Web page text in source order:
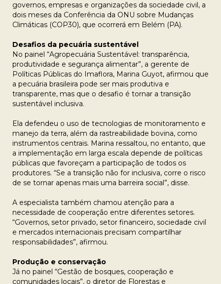
governos, empresas e organizações da sociedade civil, a
dois meses da Conferência da ONU sobre Mudanças
Climáticas (COP30), que ocorrerá em Belém (PA).
Desafios da pecuária sustentável
No painel “Agropecuária Sustentável: transparência,
produtividade e segurança alimentar”, a gerente de
Políticas Públicas do Imaflora, Marina Guyot, afirmou que
a pecuária brasileira pode ser mais produtiva e
transparente, mas que o desafio é tornar a transição
sustentável inclusiva.
Ela defendeu o uso de tecnologias de monitoramento e
manejo da terra, além da rastreabilidade bovina, como
instrumentos centrais. Marina ressaltou, no entanto, que
a implementação em larga escala depende de políticas
públicas que favoreçam a participação de todos os
produtores. “Se a transição não for inclusiva, corre o risco
de se tornar apenas mais uma barreira social”, disse.
A especialista também chamou atenção para a
necessidade de cooperação entre diferentes setores.
“Governos, setor privado, setor financeiro, sociedade civil
e mercados internacionais precisam compartilhar
responsabilidades”, afirmou.
Produção e conservação
Já no painel “Gestão de bosques, cooperação e
comunidades locais”, o diretor de Florestas e